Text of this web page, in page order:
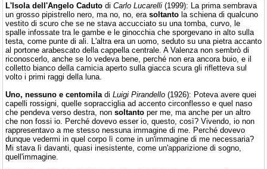
L'Isola dell'Angelo Caduto di Carlo Lucarelli (1999): La prima sembrava
un grosso pipistrello nero, ma no, no, era soltanto la schiena di qualcuno
vestito di scuro che se ne stava accucciato su una tomba, curvo, le
spalle infossate tra le gambe e le ginocchia che sporgevano in alto sulla
testa, come punte di ali. L'altra era un uomo, seduto su una pietra accanto
al portone arabescato della cappella centrale. A Valenza non sembrò di
riconoscerlo, anche se lo vedeva bene, perché non era ancora buio, e il
colletto bianco della camicia aperto sulla giacca scura gli rifletteva sul
volto i primi raggi della luna.
Uno, nessuno e centomila di Luigi Pirandello (1926): Poteva avere quei
capelli rossigni, quelle sopracciglia ad accento circonflesso e quel naso
che pendeva verso destra, non soltanto per me, ma anche per un altro
che non fossi io. Perché dovevo esser io, questo, così? Vivendo, io non
rappresentavo a me stesso nessuna immagine di me. Perché dovevo
dunque vedermi in quel corpo lì come in un'immagine di me necessaria?
Mi stava lì davanti, quasi inesistente, come un'apparizione di sogno,
quell'immagine.